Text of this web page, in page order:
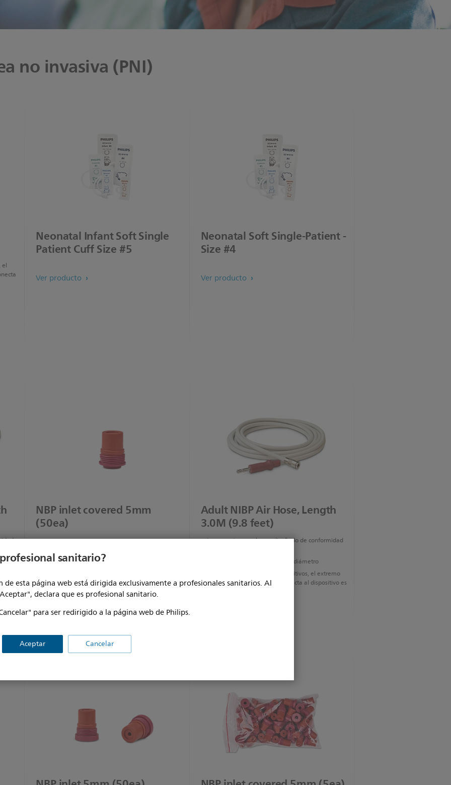
sanitario?
de esta página web está dirigida exclusivamente a profesionales sanitarios. Al
declara que es profesional sanitario.
para ser redirigido a la página web de Philips.
Aceptar Cancelar
no invasiva (PNI)
el
Neonatal Infant Soft Single
Patient Cuff Size #5
Ver producto
Neonatal Soft Single-Patient -
Size #4
Ver producto
es
NBP inlet covered 5mm
(50ea)
Ver producto
Adult NIBP Air Hose, Length
3.0M (9.8 feet)
Los conectores se han rediseñado de conformidad
Los conectores miden 5 mm de diámetro
Para distinguirlo de otros dispositivos, el extremo
del nuevo tubo de PNI que conecta al dispositivo es